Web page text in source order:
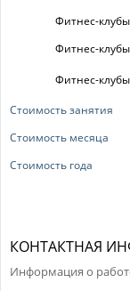
Фитнес-
Фитнес-
Фитнес-
Стоимость занятия
Стоимость месяца
Стоимость года
КОНТАКТНАЯ
Информация о